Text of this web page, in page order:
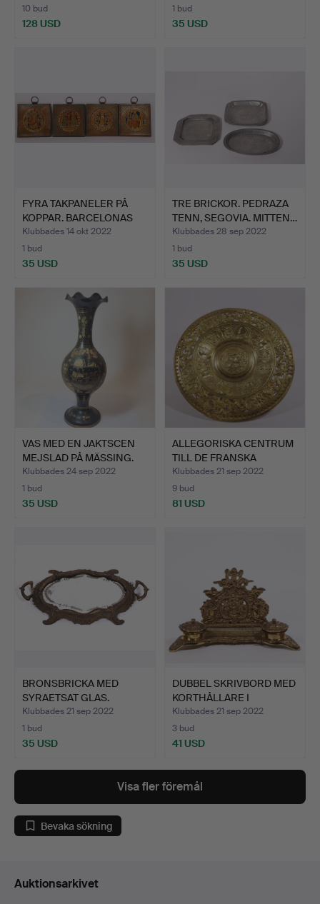
10 bud
128 USD
1 bud
35 USD
FYRA TAKPANELER PÅ
KOPPAR. BARCELONAS
KATE…
Klubbades 14 okt 2022
1 bud
35 USD
TRE BRICKOR. PEDRAZA
TENN, SEGOVIA. MITTEN…
Klubbades 28 sep 2022
1 bud
35 USD
VAS MED EN JAKTSCEN
MEJSLAD PÅ MÄSSING.
Klubbades 24 sep 2022
1 bud
35 USD
ALLEGORISKA CENTRUM
TILL DE FRANSKA
KUNGAR…
Klubbades 21 sep 2022
9 bud
81 USD
BRONSBRICKA MED
SYRAETSAT GLAS.
Klubbades 21 sep 2022
1 bud
35 USD
DUBBEL SKRIVBORD MED
KORTHÅLLARE I
FÖRGYLL…
Klubbades 21 sep 2022
3 bud
41 USD
Visa fler föremål
Bevaka sökning
Auktionsarkivet